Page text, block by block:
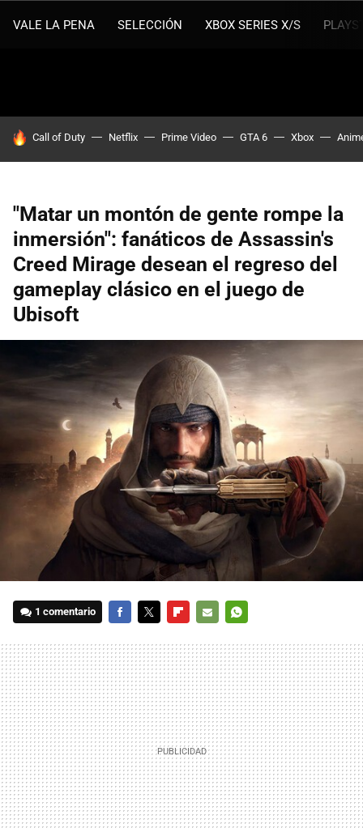
VALE LA PENA SELECCIÓN XBOX SERIES X/S
HOY SE HABLA DE
Call of Duty Netflix Prime Video GTA 6 Xbox
"Matar un montón de gente rompe la
inmersión": fanáticos de Assassin's
Creed Mirage desean el regreso del
gameplay clásico en el juego de
Ubisoft
1 comentario
MAIL